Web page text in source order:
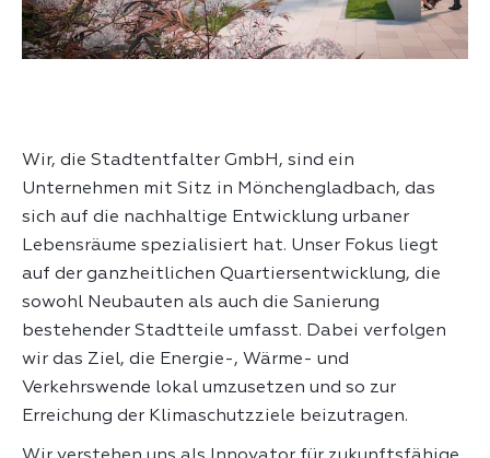
Wir, die Stadtentfalter GmbH, sind ein
Unternehmen mit Sitz in Mönchengladbach, das
sich auf die nachhaltige Entwicklung urbaner
Lebensräume spezialisiert hat. Unser Fokus liegt
auf der ganzheitlichen Quartiersentwicklung, die
sowohl Neubauten als auch die Sanierung
bestehender Stadtteile umfasst. Dabei verfolgen
wir das Ziel, die Energie-, Wärme- und
Verkehrswende lokal umzusetzen und so zur
Erreichung der Klimaschutzziele beizutragen.